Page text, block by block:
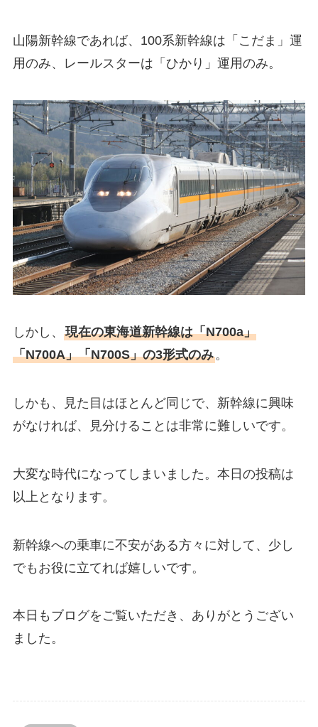
山陽新幹線であれば、100系新幹線は「こだま」運
用のみ、レールスターは「ひかり」運用のみ。
しかし、 現在の東海道新幹線は「N700a」
「N700A」「N700S」の3形式のみ。
しかも、見た目はほとんど同じで、新幹線に興味
がなければ、見分けることは非常に難しいです。
大変な時代になってしまいました。本日の投稿は
以上となります。
新幹線への乗車に不安がある方々に対して、少し
でもお役に立てれば嬉しいです。
本日もブログをご覧いただき、ありがとうござい
ました。